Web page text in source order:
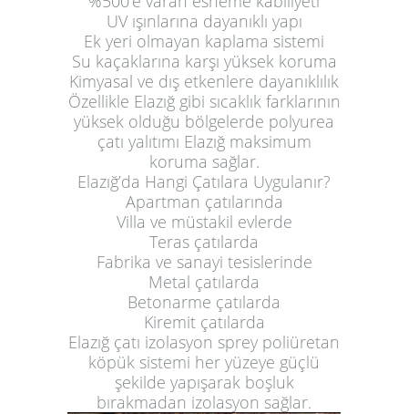
UV ışınlarına dayanıklı yapı
Ek yeri olmayan kaplama sistemi
Su kaçaklarına karşı yüksek koruma
Kimyasal ve dış etkenlere dayanıklılık
Özellikle Elazığ gibi sıcaklık farklarının
yüksek olduğu bölgelerde polyurea
çatı yalıtımı Elazığ maksimum
koruma sağlar.
Elazığ’da Hangi Çatılara Uygulanır?
Apartman çatılarında
Villa ve müstakil evlerde
Teras çatılarda
Fabrika ve sanayi tesislerinde
Metal çatılarda
Betonarme çatılarda
Kiremit çatılarda
Elazığ çatı izolasyon sprey poliüretan
köpük sistemi her yüzeye güçlü
şekilde yapışarak boşluk
bırakmadan izolasyon sağlar.